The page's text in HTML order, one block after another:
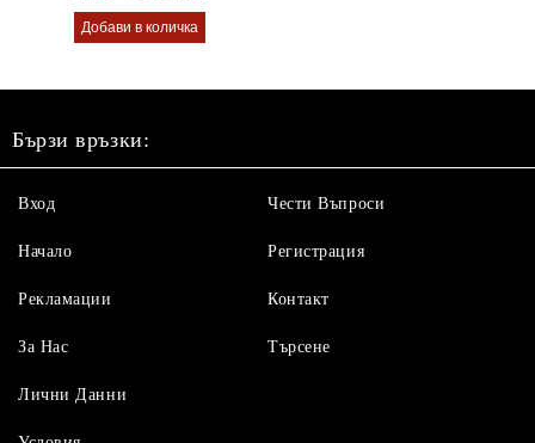
Бързи връзки:
Вход
Начало
Рекламации
За Нас
Чести Въпроси
Регистрация
Контакт
Търсене
Лични Данни